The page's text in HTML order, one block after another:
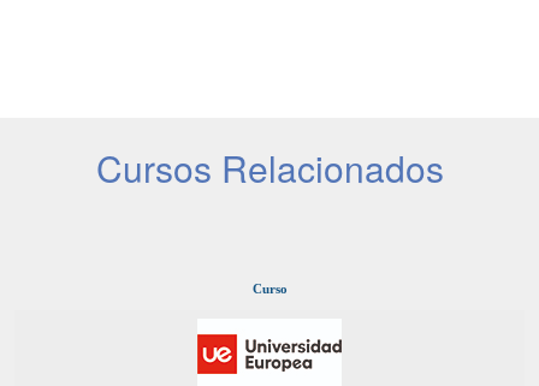
Cursos Relacionados
Curso